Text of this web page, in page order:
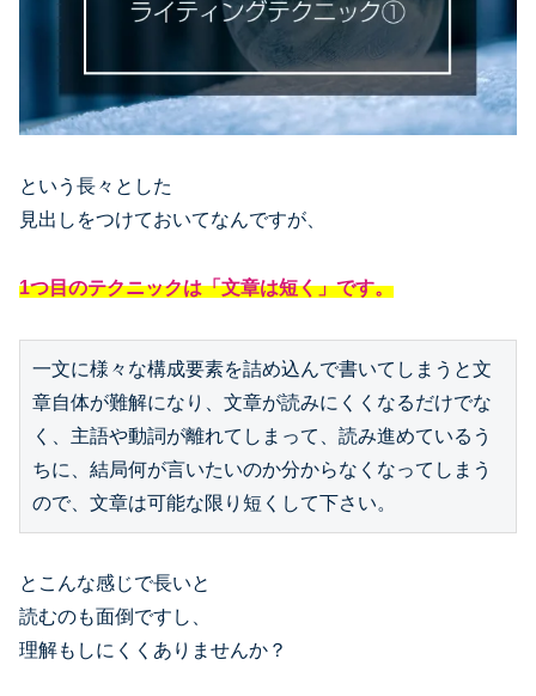
という長々とした
見出しをつけておいてなんですが、
1つ目のテクニックは「文章は短く」です。
一文に様々な構成要素を詰め込んで書いてしまうと文
章自体が難解になり、文章が読みにくくなるだけでな
く、主語や動詞が離れてしまって、読み進めているう
ちに、結局何が言いたいのか分からなくなってしまう
とこんな感じで長いと
読むのも面倒ですし、
理解もしにくくありませんか？